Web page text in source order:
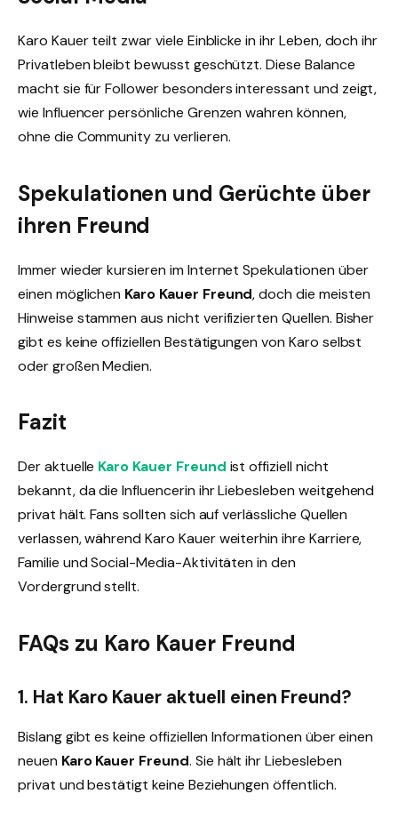
Karo Kauer teilt zwar viele Einblicke in ihr Leben, doch ihr
Privatleben bleibt bewusst geschützt. Diese Balance
macht sie für Follower besonders interessant und zeigt,
wie Influencer persönliche Grenzen wahren können,
ohne die Community zu verlieren.
Spekulationen und Gerüchte über
ihren Freund
Immer wieder kursieren im Internet Spekulationen über
einen möglichen Karo Kauer Freund, doch die meisten
Hinweise stammen aus nicht verifizierten Quellen. Bisher
gibt es keine offiziellen Bestätigungen von Karo selbst
oder großen Medien.
Fazit
Der aktuelle Karo Kauer Freund ist offiziell nicht
bekannt, da die Influencerin ihr Liebesleben weitgehend
privat hält. Fans sollten sich auf verlässliche Quellen
verlassen, während Karo Kauer weiterhin ihre Karriere,
Familie und Social-Media-Aktivitäten in den
Vordergrund stellt.
FAQs zu Karo Kauer Freund
1. Hat Karo Kauer aktuell einen Freund?
Bislang gibt es keine offiziellen Informationen über einen
neuen Karo Kauer Freund. Sie hält ihr Liebesleben
privat und bestätigt keine Beziehungen öffentlich.